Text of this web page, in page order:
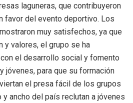
laguneras, que contribuyeron
favor del evento deportivo. Los
muy satisfechos, ya que
y valores, el grupo se ha
el desarrollo social y fomento
jóvenes, para que su formación
el presa fácil de los grupos
ancho del país reclutan a jóvenes